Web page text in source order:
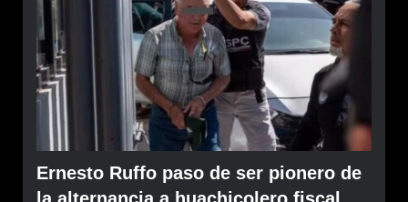
Ernesto Ruffo paso de ser pionero de